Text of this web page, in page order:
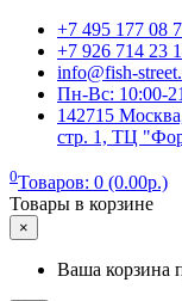
+7 495 177 08
+7 926 714 23
info@fish-
Пн-Вс: 10:00-
142715
стр. 1, ТЦ
0Товаров: 0 (0.00р.)
Товары в корзине
×
Ваша корзина